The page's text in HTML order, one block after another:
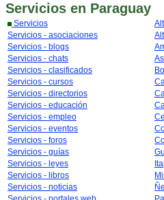
Servicios en Paraguay
Servicios
Servicios - asociaciones
Servicios - blogs
Servicios - chats
Servicios - clasificados
Servicios - cursos
Servicios - directorios
Servicios - educación
Servicios - empleo
Servicios - eventos
Servicios - foros
Servicios - guías
Servicios - leyes
Servicios - libros
Servicios - noticias